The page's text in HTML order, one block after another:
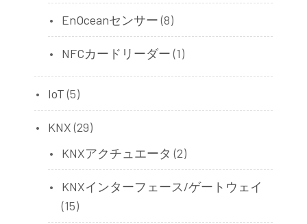
EnOceanセンサー (8)
NFCカードリーダー (1)
IoT (5)
KNX (29)
KNXアクチュエータ (2)
KNXインターフェース/ゲートウェイ
(15)